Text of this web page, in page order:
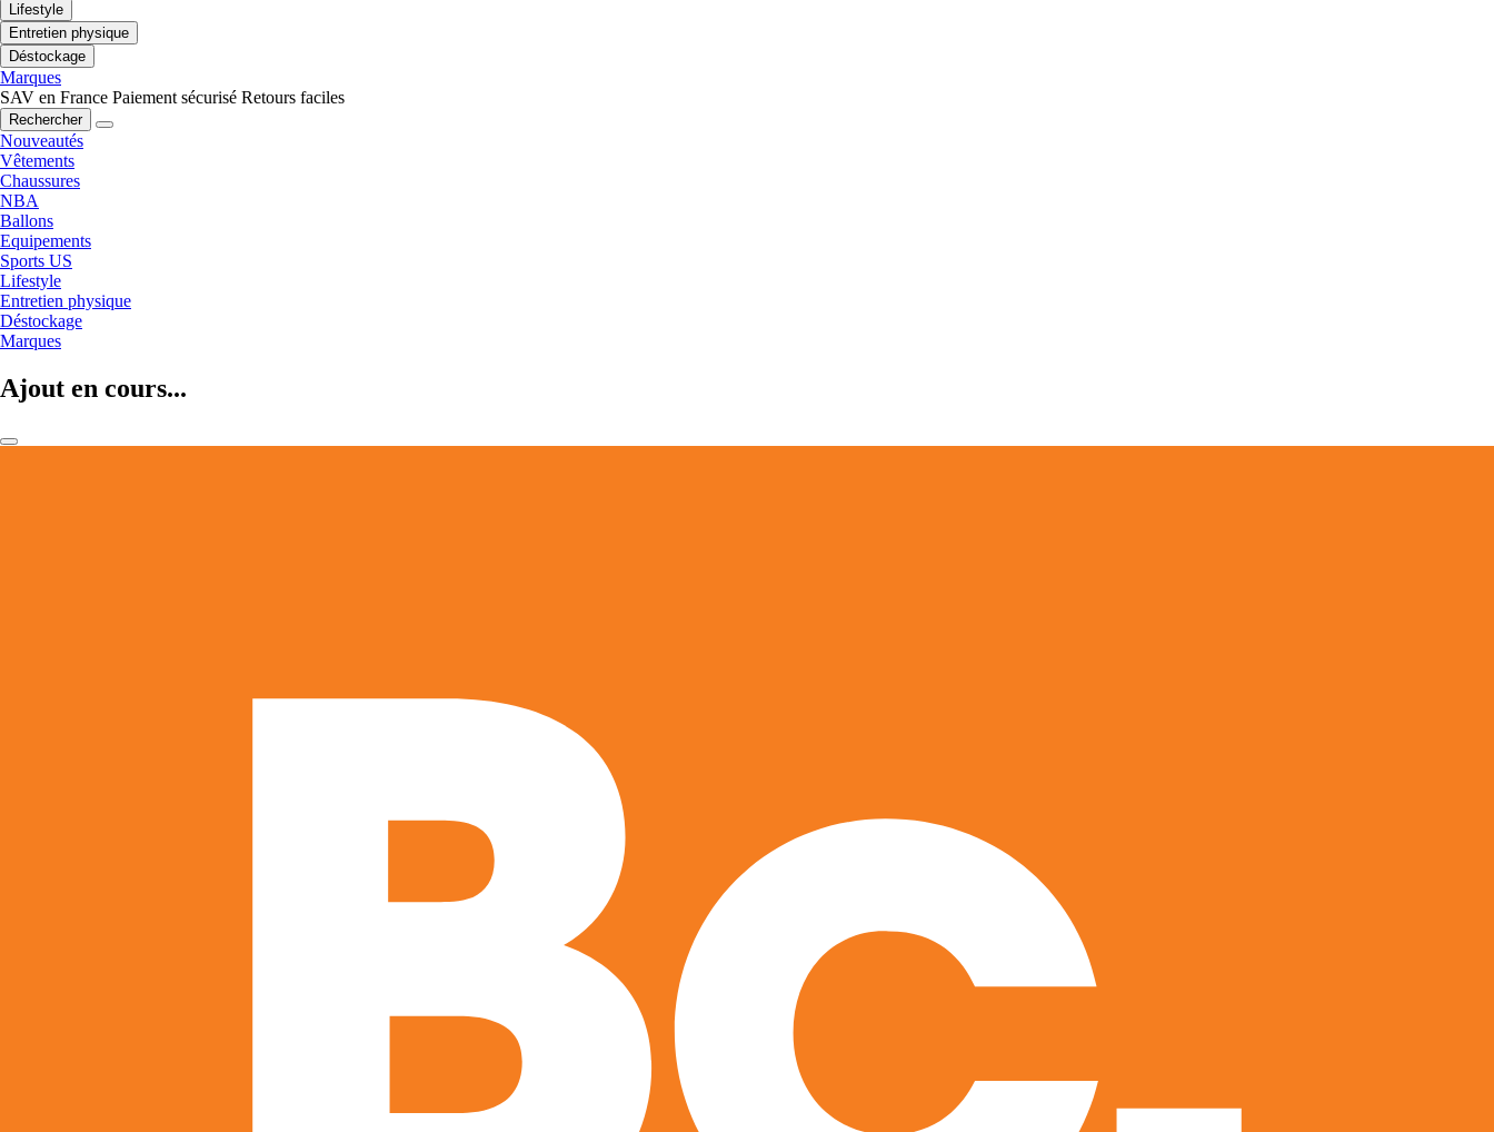
Lifestyle
Entretien physique
Déstockage
Marques
SAV en France Paiement sécurisé Retours faciles
Rechercher
Nouveautés
Vêtements
Chaussures
NBA
Ballons
Equipements
Sports US
Lifestyle
Entretien physique
Déstockage
Marques
Ajout en cours...